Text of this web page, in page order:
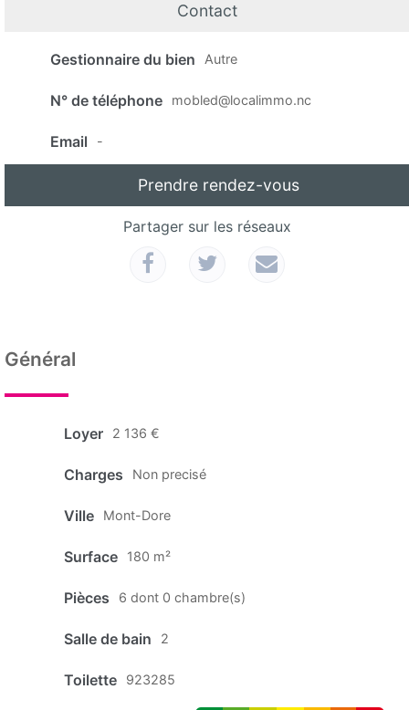
Contact
Gestionnaire du bien Autre
N° de téléphone mobled@localimmo.nc
Email -
Prendre rendez-vous
Partager sur les réseaux
Général
Loyer 2 136 €
Charges Non precisé
Ville Mont-Dore
Surface 180 m²
Pièces 6 dont 0 chambre(s)
Salle de bain 2
Toilette 923285